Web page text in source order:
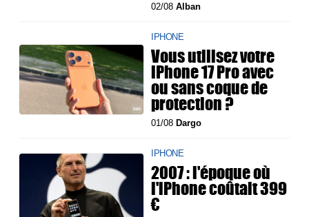
02/08Alban
IPHONE
Vous utilisez votre
iPhone 17 Pro avec
ou sans coque de
protection ?
01/08 Dargo
IPHONE
2007 : l'époque où
l'iPhone coûtait 399
€